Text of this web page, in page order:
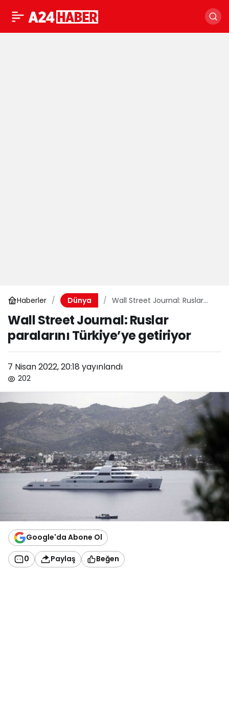
Haberler Dünya
Wall Street Journal: Ruslar
Wall Street Journal: Ruslar
paralarını Türkiye’ye getiriyor
7 Nisan 2022, 20:18 yayınlandı
202
Google'da Abone Ol
0 Paylaş Beğen